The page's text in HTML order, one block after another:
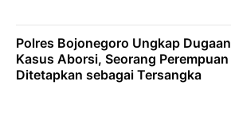
Polres Bojonegoro Ungkap Dugaan
Kasus Aborsi, Seorang Perempuan
Ditetapkan sebagai Tersangka